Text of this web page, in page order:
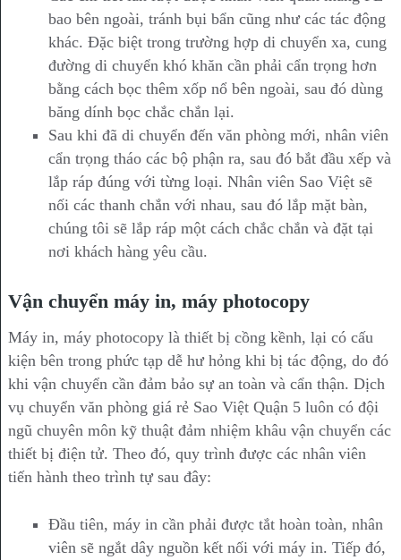
bao bên ngoài, tránh bụi bẩn cũng như các tác động
khác. Đặc biệt trong trường hợp di chuyển xa, cung
đường di chuyển khó khăn cần phải cẩn trọng hơn
bằng cách bọc thêm xốp nổ bên ngoài, sau đó dùng
băng dính bọc chắc chắn lại.
Sau khi đã di chuyển đến văn phòng mới, nhân viên
cẩn trọng tháo các bộ phận ra, sau đó bắt đầu xếp và
lắp ráp đúng với từng loại. Nhân viên Sao Việt sẽ
nối các thanh chắn với nhau, sau đó lắp mặt bàn,
chúng tôi sẽ lắp ráp một cách chắc chắn và đặt tại
nơi khách hàng yêu cầu.
Vận chuyển máy in, máy photocopy
Máy in, máy photocopy là thiết bị cồng kềnh, lại có cấu
kiện bên trong phức tạp dễ hư hỏng khi bị tác động, do đó
khi vận chuyển cần đảm bảo sự an toàn và cẩn thận. Dịch
vụ chuyển văn phòng giá rẻ Sao Việt Quận 5 luôn có đội
ngũ chuyên môn kỹ thuật đảm nhiệm khâu vận chuyển các
thiết bị điện tử. Theo đó, quy trình được các nhân viên
tiến hành theo trình tự sau đây:
Đầu tiên, máy in cần phải được tắt hoàn toàn, nhân
viên sẽ ngắt dây nguồn kết nối với máy in. Tiếp đó,